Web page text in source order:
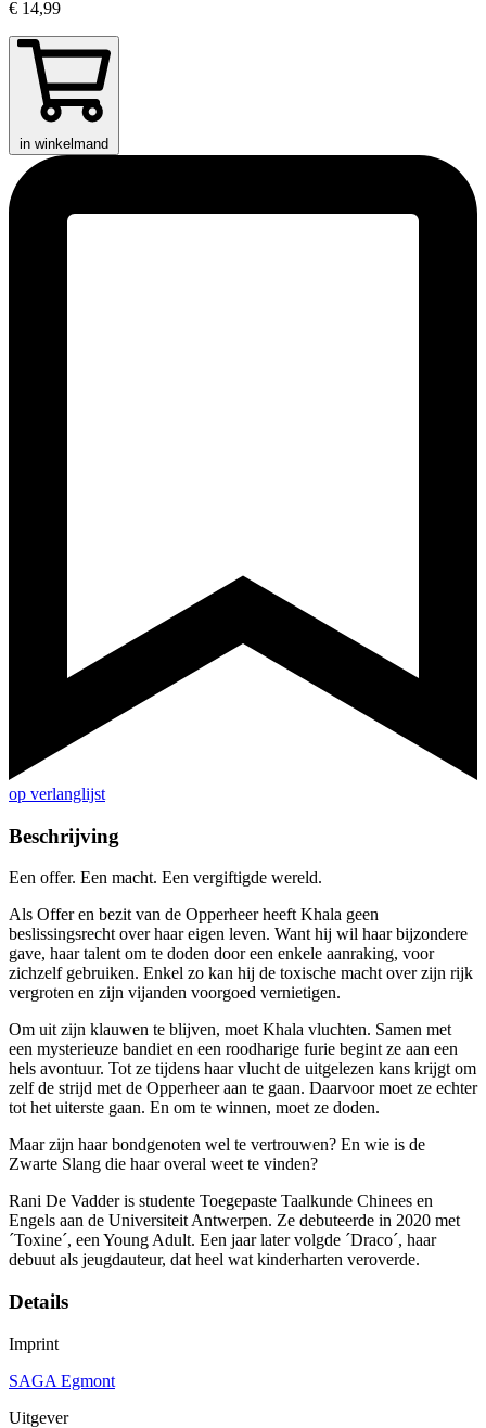
€ 14,99
in winkelmand
op verlanglijst
Beschrijving
Een offer. Een macht. Een vergiftigde wereld.
Als Offer en bezit van de Opperheer heeft Khala geen
beslissingsrecht over haar eigen leven. Want hij wil haar bijzondere
gave, haar talent om te doden door een enkele aanraking, voor
zichzelf gebruiken. Enkel zo kan hij de toxische macht over zijn rijk
vergroten en zijn vijanden voorgoed vernietigen.
Om uit zijn klauwen te blijven, moet Khala vluchten. Samen met
een mysterieuze bandiet en een roodharige furie begint ze aan een
hels avontuur. Tot ze tijdens haar vlucht de uitgelezen kans krijgt om
zelf de strijd met de Opperheer aan te gaan. Daarvoor moet ze echter
tot het uiterste gaan. En om te winnen, moet ze doden.
Maar zijn haar bondgenoten wel te vertrouwen? En wie is de
Zwarte Slang die haar overal weet te vinden?
Rani De Vadder is studente Toegepaste Taalkunde Chinees en
Engels aan de Universiteit Antwerpen. Ze debuteerde in 2020 met
´Toxine´, een Young Adult. Een jaar later volgde ´Draco´, haar
debuut als jeugdauteur, dat heel wat kinderharten veroverde.
Details
Imprint
SAGA Egmont
Uitgever